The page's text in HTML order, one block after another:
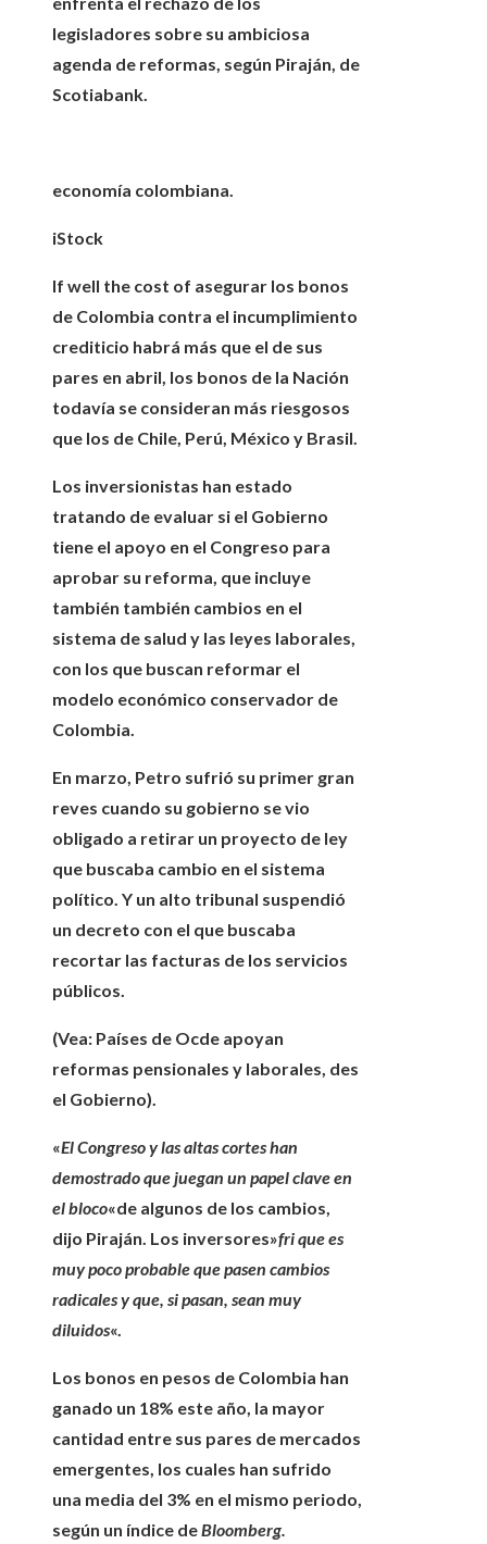
legisladores sobre su ambiciosa
agenda de reformas, según Piraján, de
Scotiabank.
economía colombiana.
iStock
If well the cost of asegurar los bonos
de Colombia contra el incumplimiento
crediticio habrá más que el de sus
pares en abril, los bonos de la Nación
todavía se consideran más riesgosos
que los de Chile, Perú, México y Brasil.
Los inversionistas han estado
tratando de evaluar si el Gobierno
tiene el apoyo en el Congreso para
aprobar su reforma, que incluye
también también cambios en el
sistema de salud y las leyes laborales,
con los que buscan reformar el
modelo económico conservador de
Colombia.
En marzo, Petro sufrió su primer gran
reves cuando su gobierno se vio
obligado a retirar un proyecto de ley
que buscaba cambio en el sistema
político. Y un alto tribunal suspendió
un decreto con el que buscaba
recortar las facturas de los servicios
públicos.
(Vea: Países de Ocde apoyan
reformas pensionales y laborales, des
el Gobierno).
«El Congreso y las altas cortes han
demostrado que juegan un papel clave en
el bloco«de algunos de los cambios,
dijo Piraján. Los inversores»fri que es
muy poco probable que pasen cambios
radicales y que, si pasan, sean muy
diluidos«.
Los bonos en pesos de Colombia han
ganado un 18% este año, la mayor
cantidad entre sus pares de mercados
emergentes, los cuales han sufrido
una media del 3% en el mismo periodo,
según un índice deBloomberg.